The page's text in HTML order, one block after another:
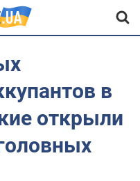
в
открыли